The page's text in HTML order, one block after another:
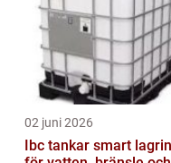
02 juni 2026
Ibc tankar smart lagring